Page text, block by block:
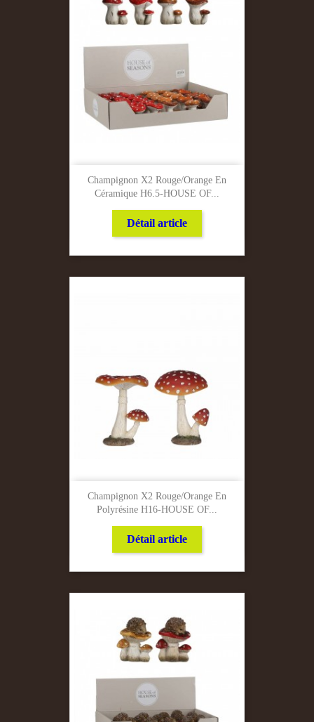
Champignon X2 Rouge/Orange En
Céramique H6.5-HOUSE OF...
Détail article
Champignon X2 Rouge/Orange En
Polyrésine H16-HOUSE OF...
Détail article